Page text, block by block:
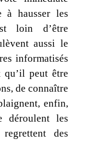
à hausser les
loin d’être
aussi le
informatisés
qu’il peut être
de connaître
enfin,
déroulent les
des